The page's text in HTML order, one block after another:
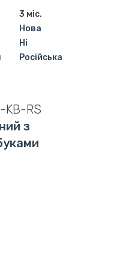
3 міс.
Нова
Ні
Російська
KB-RS
з